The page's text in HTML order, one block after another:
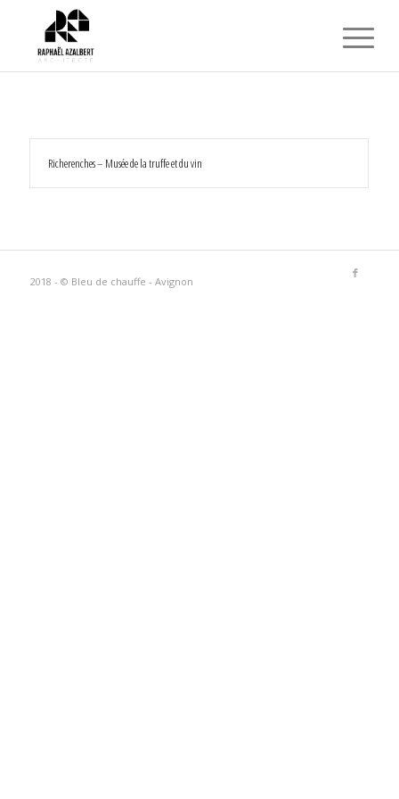
Richerenches – Musée de la truffe et du vin
2018 - © Bleu de chauffe - Avignon